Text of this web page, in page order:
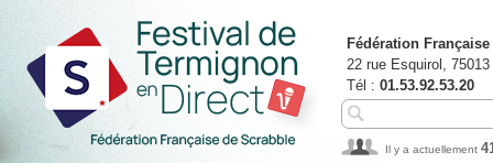
Fédération
22 rue Esquirol,
Tél : 01.53.92.53.20
Il y a actuellement